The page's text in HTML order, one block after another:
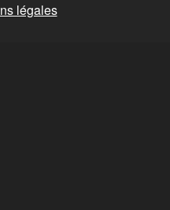
légales